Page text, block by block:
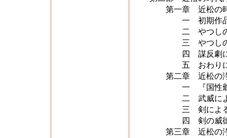
第一章 近松の時
一 初期作品に
二 やつしの構
三 やつしの構
四 謀反劇にお
五 おわり
第二章 近松の浄
一 『国性爺合
二 武威による
三 剣による
四 剣の威徳
第三章 近松の浄